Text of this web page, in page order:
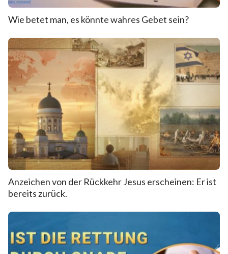
Wie betet man, es könnte wahres Gebet sein?
Anzeichen von der Rückkehr Jesus erscheinen: Er ist
bereits zurück.